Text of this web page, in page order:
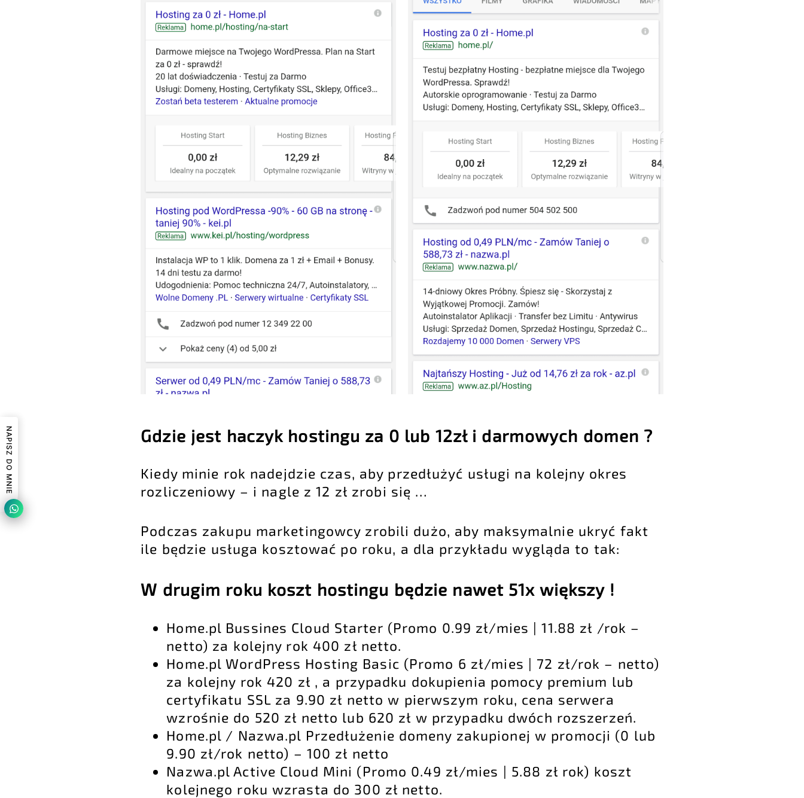
Gdzie jest haczyk hostingu za 0 lub 12zł i darmowych domen ?
Kiedy minie rok nadejdzie czas, aby przedłużyć usługi na kolejny okres
rozliczeniowy – i nagle z 12 zł zrobi się …
Podczas zakupu marketingowcy zrobili dużo, aby maksymalnie ukryć fakt
ile będzie usługa kosztować po roku, a dla przykładu wygląda to tak:
W drugim roku koszt hostingu będzie nawet 51x większy !
Home.pl Bussines Cloud Starter (Promo 0.99 zł/mies | 11.88 zł /rok –
netto) za kolejny rok 400 zł netto.
Home.pl WordPress Hosting Basic (Promo 6 zł/mies | 72 zł/rok – netto)
za kolejny rok 420 zł , a przypadku dokupienia pomocy premium lub
certyfikatu SSL za 9.90 zł netto w pierwszym roku, cena serwera
wzrośnie do 520 zł netto lub 620 zł w przypadku dwóch rozszerzeń.
Home.pl / Nazwa.pl Przedłużenie domeny zakupionej w promocji (0 lub
9.90 zł/rok netto) – 100 zł netto
Nazwa.pl Active Cloud Mini (Promo 0.49 zł/mies | 5.88 zł rok) koszt
kolejnego roku wzrasta do 300 zł netto.
NAPISZ DO MNIE